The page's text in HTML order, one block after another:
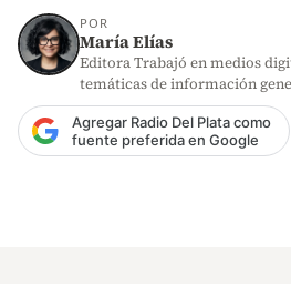
POR
María Elías
Editora Trabajó en medios
temáticas de información
últimos años,…
Agregar Radio Del Plata como
fuente preferida en Google